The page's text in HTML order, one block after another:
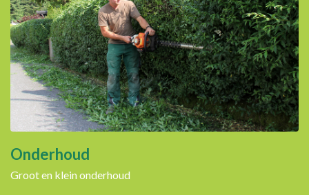
Onderhoud
Groot en klein onderhoud